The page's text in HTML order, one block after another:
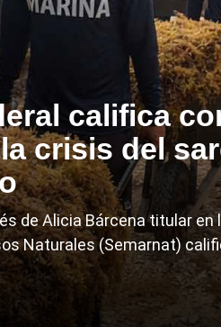
califica
crisis del
de Alicia Bárcena titular en
Naturales (Semarnat)